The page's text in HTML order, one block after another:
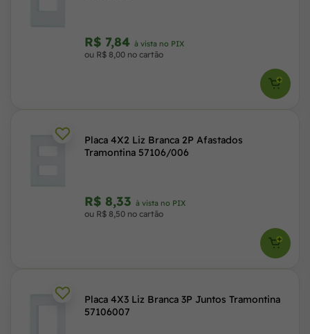
R$ 7,84 à vista no PIX
ou R$ 8,00 no cartão
Placa 4X2 Liz Branca 2P Afastados
Tramontina 57106/006
R$ 8,33 à vista no PIX
ou R$ 8,50 no cartão
Placa 4X3 Liz Branca 3P Juntos Tramontina
57106007